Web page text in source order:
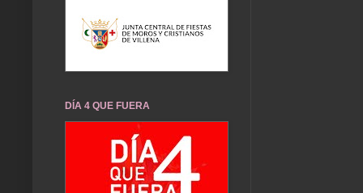
DÍA 4 QUE FUERA